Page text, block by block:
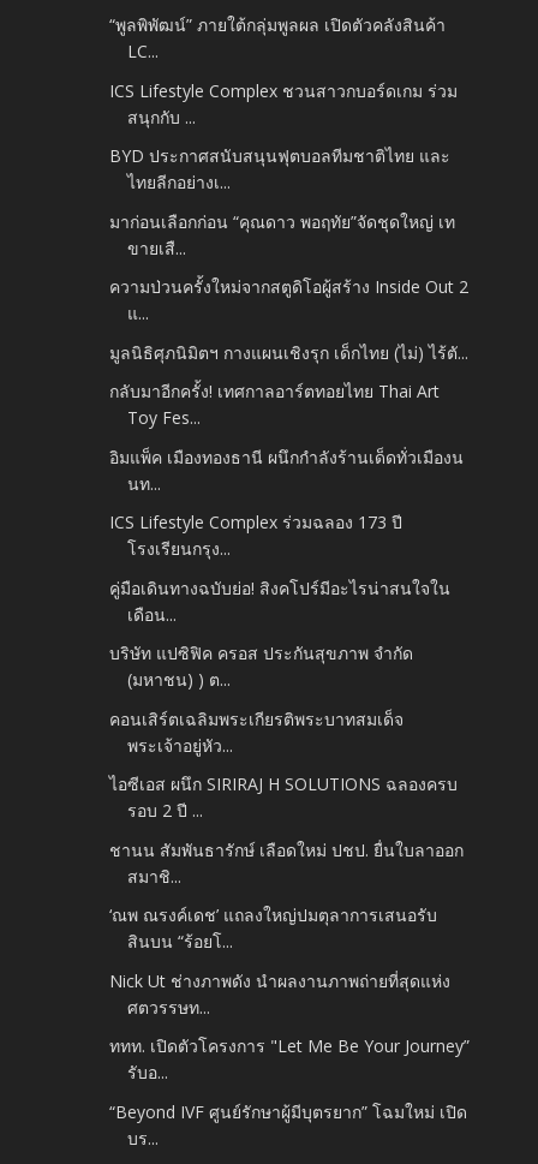
“พูลพิพัฒน์” ภายใต้กลุ่มพูลผล เปิดตัวคลังสินค้า
LC...
ICS Lifestyle Complex ชวนสาวกบอร์ดเกม ร่วม
สนุกกับ ...
BYD ประกาศสนับสนุนฟุตบอลทีมชาติไทย และ
ไทยลีกอย่างเ...
มาก่อนเลือกก่อน “คุณดาว พอฤทัย”จัดชุดใหญ่ เท
ขายเสื...
ความป่วนครั้งใหม่จากสตูดิโอผู้สร้าง Inside Out 2
แ...
มูลนิธิศุภนิมิตฯ กางแผนเชิงรุก เด็กไทย (ไม่) ไร้ตั...
กลับมาอีกครั้ง! เทศกาลอาร์ตทอยไทย Thai Art
Toy Fes...
อิมแพ็ค เมืองทองธานี ผนึกกำลังร้านเด็ดทั่วเมืองน
นท...
ICS Lifestyle Complex ร่วมฉลอง 173 ปี
โรงเรียนกรุง...
คู่มือเดินทางฉบับย่อ! สิงคโปร์มีอะไรน่าสนใจใน
เดือน...
บริษัท แปซิฟิค ครอส ประกันสุขภาพ จำกัด
(มหาชน) ) ต...
คอนเสิร์ตเฉลิมพระเกียรติพระบาทสมเด็จ
พระเจ้าอยู่หัว...
ไอซีเอส ผนึก SIRIRAJ H SOLUTIONS ฉลองครบ
รอบ 2 ปี ...
ชานน สัมพันธารักษ์ เลือดใหม่ ปชป. ยื่นใบลาออก
สมาชิ...
‘ณพ ณรงค์เดช’ แถลงใหญ่ปมตุลาการเสนอรับ
สินบน “ร้อยโ...
Nick Ut ช่างภาพดัง นำผลงานภาพถ่ายที่สุดแห่ง
ศตวรรษท...
ททท. เปิดตัวโครงการ "Let Me Be Your Journey”
รับอ...
“Beyond IVF ศูนย์รักษาผู้มีบุตรยาก” โฉมใหม่ เปิด
บร...